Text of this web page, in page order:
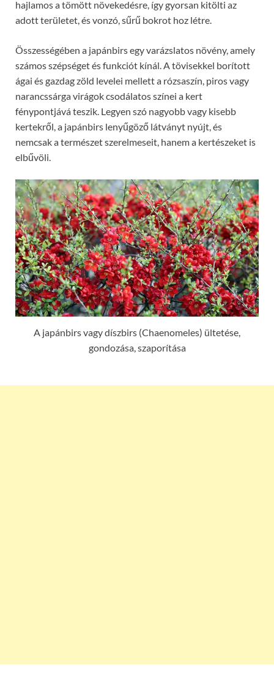
hajlamos a tömött növekedésre, így gyorsan kitölti az
adott területet, és vonzó, sűrű bokrot hoz létre.
Összességében a japánbirs egy varázslatos növény, amely
számos szépséget és funkciót kínál. A tövisekkel borított
ágai és gazdag zöld levelei mellett a rózsaszín, piros vagy
narancssárga virágok csodálatos színei a kert
fénypontjává teszik. Legyen szó nagyobb vagy kisebb
kertekről, a japánbirs lenyűgöző látványt nyújt, és
nemcsak a természet szerelmeseit, hanem a kertészeket is
elbűvöli.
A japánbirs vagy díszbirs (Chaenomeles) ültetése,
gondozása, szaporítása